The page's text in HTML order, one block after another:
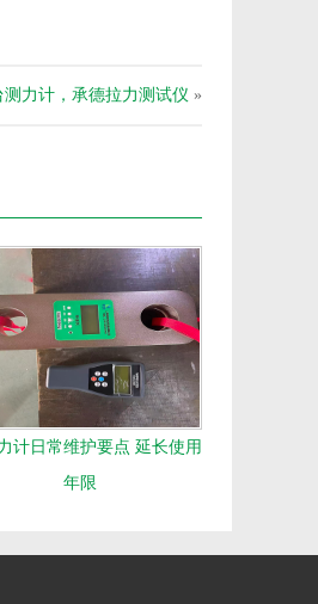
力计，承德拉力测试仪 »
计日常维护要点 延长使用
年限